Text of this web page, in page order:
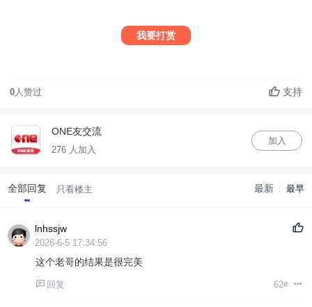
我要打赏
0 人赞过 支持
ONE友交流
276 人加入
加入
全部回复 只看楼主 最新 最早
lnhssjw
2026-6-5 17:34:56
这个老哥的结果是很完美
回复 62#